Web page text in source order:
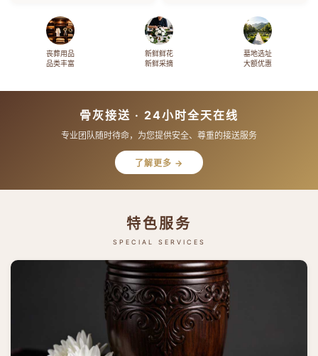
丧葬用品
品类丰富
新鲜鲜花
新鲜采摘
墓地选址
大额优惠
骨灰接送 · 24小时全天在线
专业团队随时待命，为您提供安全、尊重的接送服务
了解更多 →
特色服务
SPECIAL SERVICES